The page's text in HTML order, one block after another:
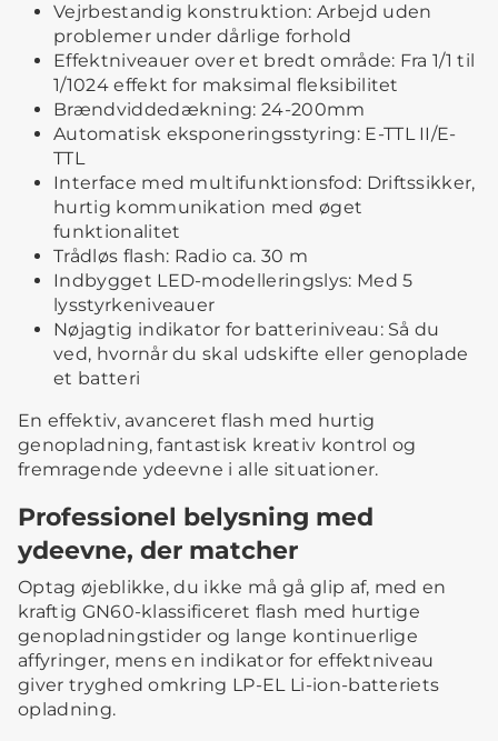
Vejrbestandig konstruktion: Arbejd uden
problemer under dårlige forhold
Effektniveauer over et bredt område: Fra 1/1 til
1/1024 effekt for maksimal fleksibilitet
Brændviddedækning: 24-200mm
Automatisk eksponeringsstyring: E-TTL II/E-
TTL
Interface med multifunktionsfod: Driftssikker,
hurtig kommunikation med øget
funktionalitet
Trådløs flash: Radio ca. 30 m
Indbygget LED-modelleringslys: Med 5
lysstyrkeniveauer
Nøjagtig indikator for batteriniveau: Så du
ved, hvornår du skal udskifte eller genoplade
et batteri
En effektiv, avanceret flash med hurtig
genopladning, fantastisk kreativ kontrol og
fremragende ydeevne i alle situationer.
Professionel belysning med
ydeevne, der matcher
Optag øjeblikke, du ikke må gå glip af, med en
kraftig GN60-klassificeret flash med hurtige
genopladningstider og lange kontinuerlige
affyringer, mens en indikator for effektniveau
giver tryghed omkring LP-EL Li-ion-batteriets
opladning.